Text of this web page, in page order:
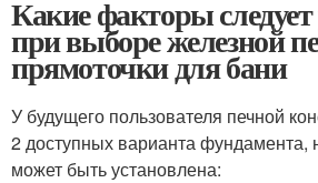
Какие факторы
при выборе железной
прямоточки для бани
У будущего пользователя печной
2 доступных варианта фундамента,
может быть установлена: